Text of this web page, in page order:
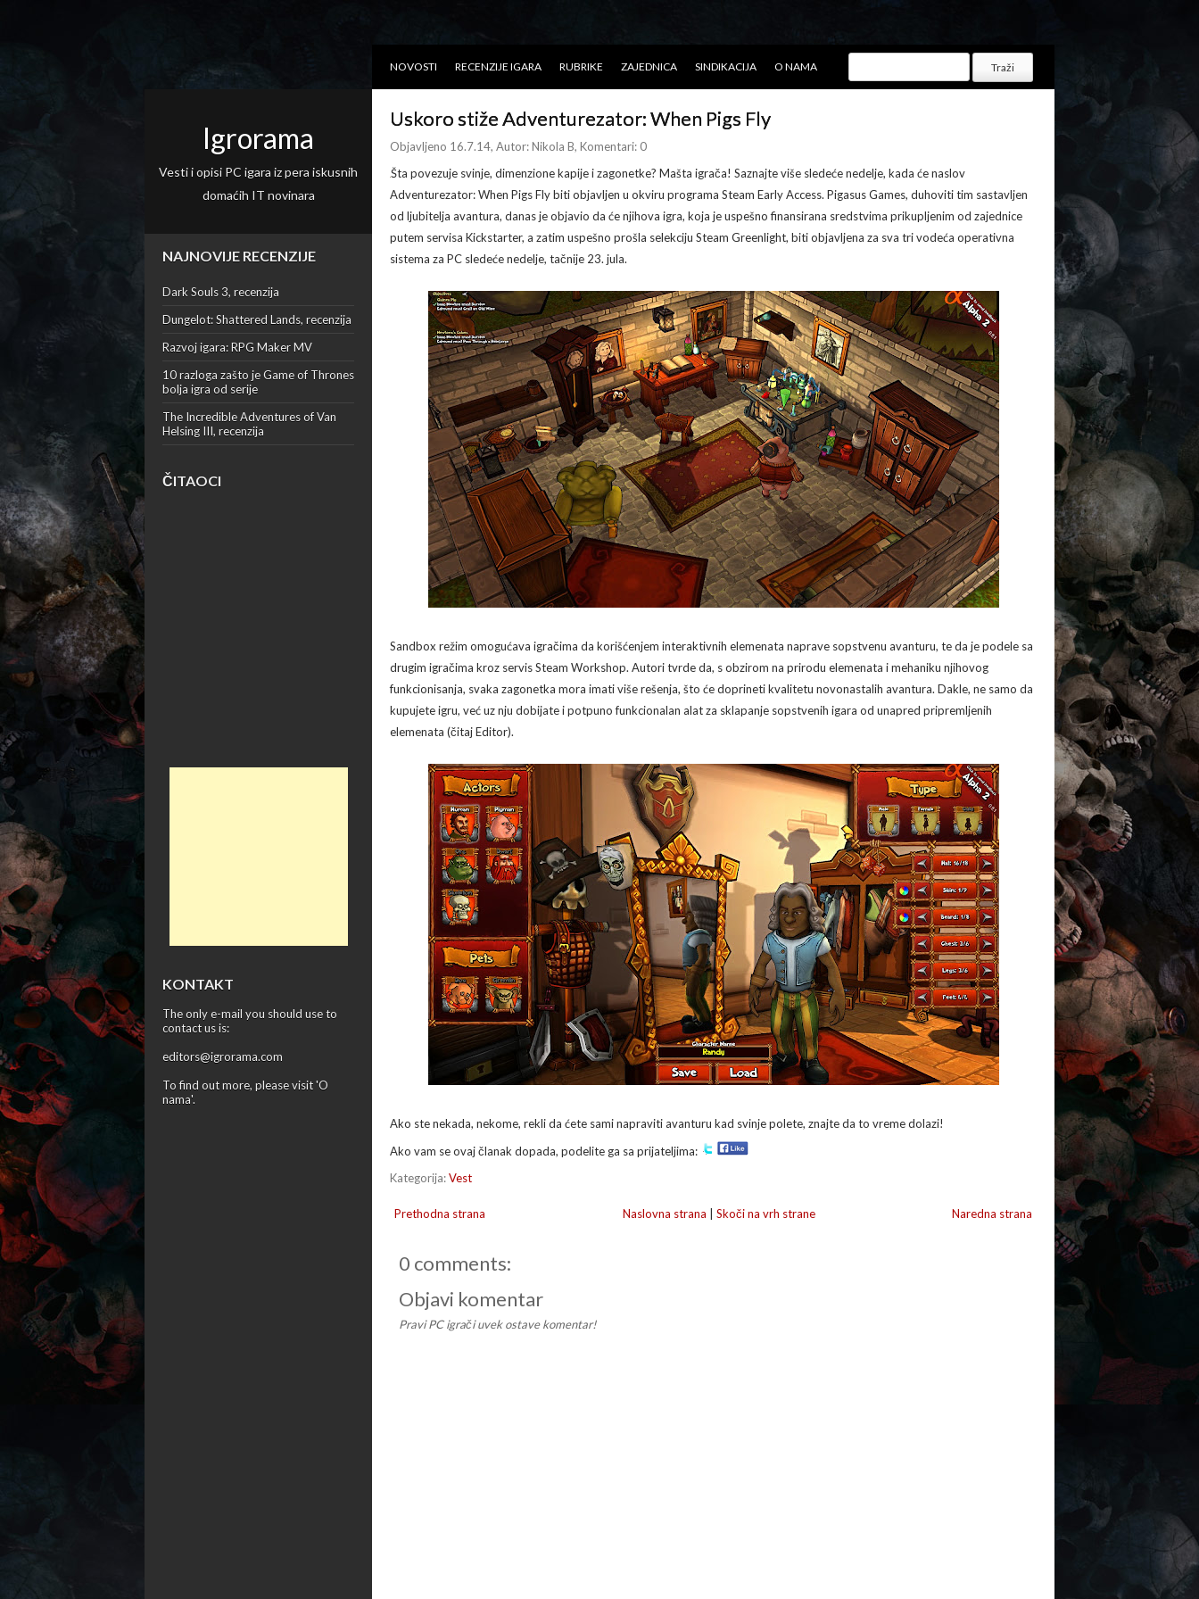
NOVOSTI RECENZIJE IGARA RUBRIKE ZAJEDNICA SINDIKACIJA O NAMA
Igrorama
Vesti i opisi PC igara iz pera iskusnih
domaćih IT novinara
NAJNOVIJE RECENZIJE
Dark Souls 3, recenzija
Dungelot: Shattered Lands, recenzija
Razvoj igara: RPG Maker MV
10 razloga zašto je Game of Thrones
bolja igra od serije
The Incredible Adventures of Van
Helsing III, recenzija
ČITAOCI
KONTAKT
The only e-mail you should use to
contact us is:
editors@igrorama.com
To find out more, please visit 'O
nama'.
Uskoro stiže Adventurezator: When Pigs Fly
Objavljeno 16.7.14, Autor:Nikola B, Komentari: 0
Šta povezuje svinje, dimenzione kapije i zagonetke? Mašta igrača! Saznajte više sledeće nedelje, kada će naslov
Adventurezator: When Pigs Fly biti objavljen u okviru programa Steam Early Access. Pigasus Games, duhoviti tim sastavljen
od ljubitelja avantura, danas je objavio da će njihova igra, koja je uspešno finansirana sredstvima prikupljenim od zajednice
putem servisa Kickstarter, a zatim uspešno prošla selekciju Steam Greenlight, biti objavljena za sva tri vodeća operativna
sistema za PC sledeće nedelje, tačnije 23. jula.
Sandbox režim omogućava igračima da korišćenjem interaktivnih elemenata naprave sopstvenu avanturu, te da je podele sa
drugim igračima kroz servis Steam Workshop. Autori tvrde da, s obzirom na prirodu elemenata i mehaniku njihovog
funkcionisanja, svaka zagonetka mora imati više rešenja, što će doprineti kvalitetu novonastalih avantura. Dakle, ne samo da
kupujete igru, već uz nju dobijate i potpuno funkcionalan alat za sklapanje sopstvenih igara od unapred pripremljenih
elemenata (čitaj Editor).
Ako ste nekada, nekome, rekli da ćete sami napraviti avanturu kad svinje polete, znajte da to vreme dolazi!
Ako vam se ovaj članak dopada, podelite ga sa prijateljima:
Kategorija:Vest
Naredna strana
Prethodna strana Naslovna strana Skoči na vrh strane
0 comments:
Objavi komentar
Pravi PC igrači uvek ostave komentar!